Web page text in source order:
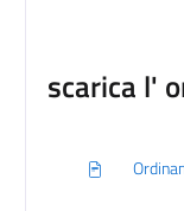
scarica l'